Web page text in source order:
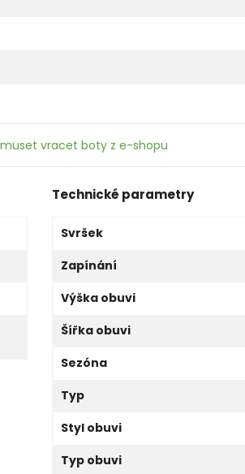
vracet boty z e-shopu
Technické parametry
Svršek
Zapínání
Výška obuvi
Šířka obuvi
Sezóna
Typ
Styl obuvi
Typ obuvi